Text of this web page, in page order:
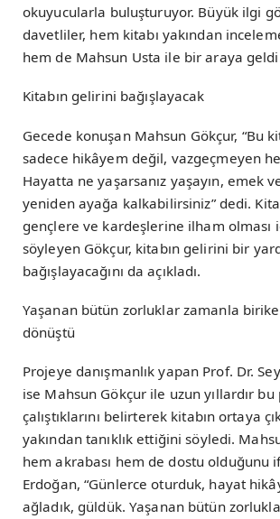
okuyucularla buluşturuyor. Büyük ilgi
davetliler, hem kitabı yakından
hem de Mahsun Usta ile bir araya
Kitabın gelirini bağışlayacak
Gecede konuşan Mahsun Gökçur, “Bu
sadece hikâyem değil, vazgeçmeyen
Hayatta ne yaşarsanız yaşayın, emek
yeniden ayağa kalkabilirsiniz” dedi.
gençlere ve kardeşlerine ilham olması
söyleyen Gökçur, kitabın gelirini bir
bağışlayacağını da açıkladı.
Yaşanan bütün zorluklar zamanla
dönüştü
Projeye danışmanlık yapan Prof. Dr.
ise Mahsun Gökçur ile uzun yıllardır
çalıştıklarını belirterek kitabın ortaya
yakından tanıklık ettiğini söyledi.
hem akrabası hem de dostu olduğunu
Erdoğan, “Günlerce oturduk, hayat
ağladık, güldük. Yaşanan bütün